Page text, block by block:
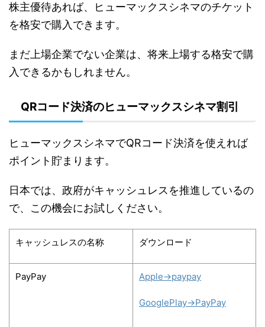
株主優待あれば、ヒューマックスシネマのチケット
を格安で購入できます。
まだ上場企業でない企業は、将来上場する格安で購
入できるかもしれません。
QRコード決済のヒューマックスシネマ割引
ヒューマックスシネマでQRコード決済を使えれば
ポイント貯まります。
日本では、政府がキャッシュレスを推進しているの
で、この機会にお試しください。
キャッシュレスの名称 ダウンロード
PayPay Apple→paypay
GooglePlay→PayPay